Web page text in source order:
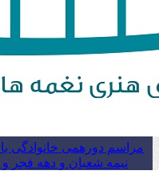
مراسم دورهمی خانوادگی
نیمه شعبان و دهه فجر